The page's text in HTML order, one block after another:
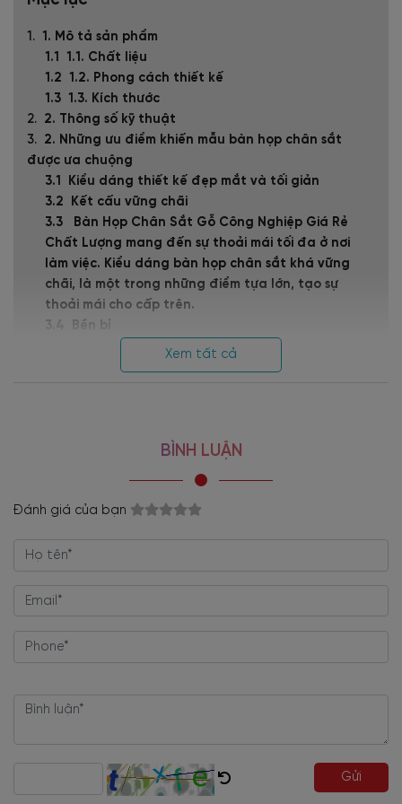
1. Mô tả sản phẩm
1.1. Chất liệu
1.2. Phong cách thiết kế
1.3. Kích thước
2. Thông số kỹ thuật
2. Những ưu điểm khiến mẫu bàn họp chân sắt
được ưa chuộng
Kiểu dáng thiết kế đẹp mắt và tối giản
Kết cấu vững chãi
Bàn Họp Chân Sắt Gỗ Công Nghiệp Giá Rẻ
Chất Lượng mang đến sự thoải mái tối đa ở nơi
làm việc. Kiểu dáng bàn họp chân sắt khá vững
chãi, là một trong những điểm tựa lớn, tạo sự
thoải mái cho cấp trên.
Bền bỉ
Kiểu dáng cao cấp, đáp ứng cho các cuộc họp
quan trọng:
Gỗ Công Nghiệp chất lượng và đáng tin cậy
+ Đa dạng kích cỡ phù hợp với nhiều diện tích văn phòng khác
không gian khoa học
+ Đa dạng màu sắc lựa chọn phù hợp sở thích, màu chủ đạo văn
+ Chất liệu gỗ MDF cao cấp hạn chế cong vênh và kháng mối
mọt tốt
+ Khách hàng được tùy chọn về màu sắc, từ các tông màu tươi
sáng đến các tông màu trầm
Xem tất cả
BÌNH LUẬN
Đánh giá của bạn
Gửi